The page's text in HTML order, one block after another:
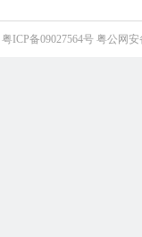
粤ICP备09027564号 粤公网安